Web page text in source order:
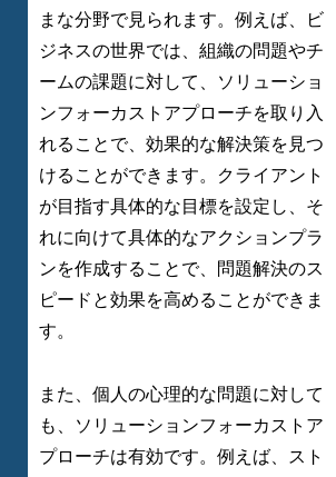
まな分野で見られます。例えば、ビ
ジネスの世界では、組織の問題やチ
ームの課題に対して、ソリューショ
ンフォーカストアプローチを取り入
れることで、効果的な解決策を見つ
けることができます。クライアント
が目指す具体的な目標を設定し、そ
れに向けて具体的なアクションプラ
ンを作成することで、問題解決のス
ピードと効果を高めることができま
す。
また、個人の心理的な問題に対して
も、ソリューションフォーカストア
プローチは有効です。例えば、スト